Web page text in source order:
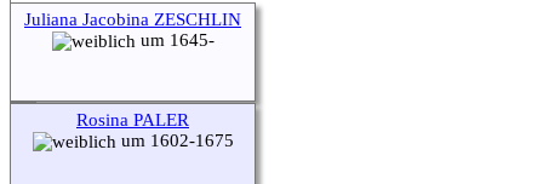
Juliana Jacobina ZESCHLIN
um 1645-
Rosina PALER
um 1602-1675